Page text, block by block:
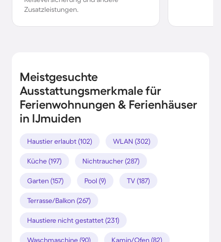
Zusatzleistungen.
Meistgesuchte
Ausstattungsmerkmale für
Ferienwohnungen & Ferienhäuser
in IJmuiden
Haustier erlaubt (102) WLAN (302)
Küche (197) Nichtraucher (287)
Garten (157) Pool (9) TV (187)
Terrasse/Balkon (267)
Haustiere nicht gestattet (231)
Waschmaschine (90) Kamin/Ofen (82)